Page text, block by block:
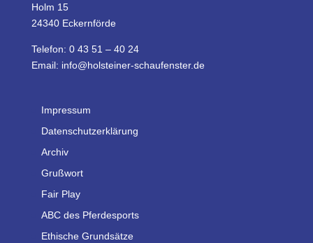
Holm 15
24340 Eckernförde
Telefon: 0 43 51 – 40 24
Email: info@holsteiner-schaufenster.de
Impressum
Datenschutzerklärung
Archiv
Grußwort
Fair Play
ABC des Pferdesports
Ethische Grundsätze